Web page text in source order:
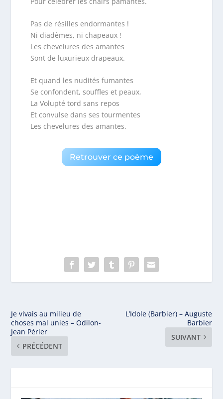
Pas de résilles endormantes !
Ni diadèmes, ni chapeaux !
Les chevelures des amantes
Sont de luxurieux drapeaux.
Et quand les nudités fumantes
Se confondent, souffles et peaux,
La Volupté tord sans repos
Et convulse dans ses tourmentes
Les chevelures des amantes.
Retrouver ce poème
Je vivais au milieu de
choses mal unies – Odilon-
Jean Périer
PRÉCÉDENT
L’Idole (Barbier) – Auguste
Barbier
SUIVANT